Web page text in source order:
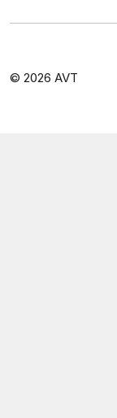
© 2026 AVT